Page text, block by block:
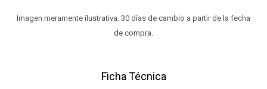
Imagen meramente ilustrativa. 30 días de cambio a partir de la fecha
de compra.
Ficha Técnica